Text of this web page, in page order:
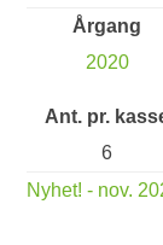
Årgang
2020
Ant. pr.
6
Nyhet! - nov.